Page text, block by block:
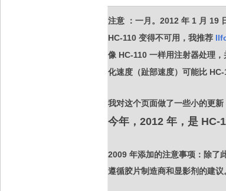
注意 ：一月。2012 年 1 月 19
HC-110 变得不可用，我推荐
像 HC-110 一样用注射器处理
化速度（趾部速度）可能比 HC-
我对这个页面做了一些小的更新
今年，2012 年，是 HC-
2009 年添加的注意事项：除了
遵循胶片制造商和显影剂的建